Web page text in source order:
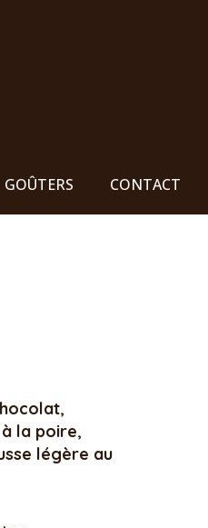
GOÛTERS CONTACT
,
la poire,
légère au